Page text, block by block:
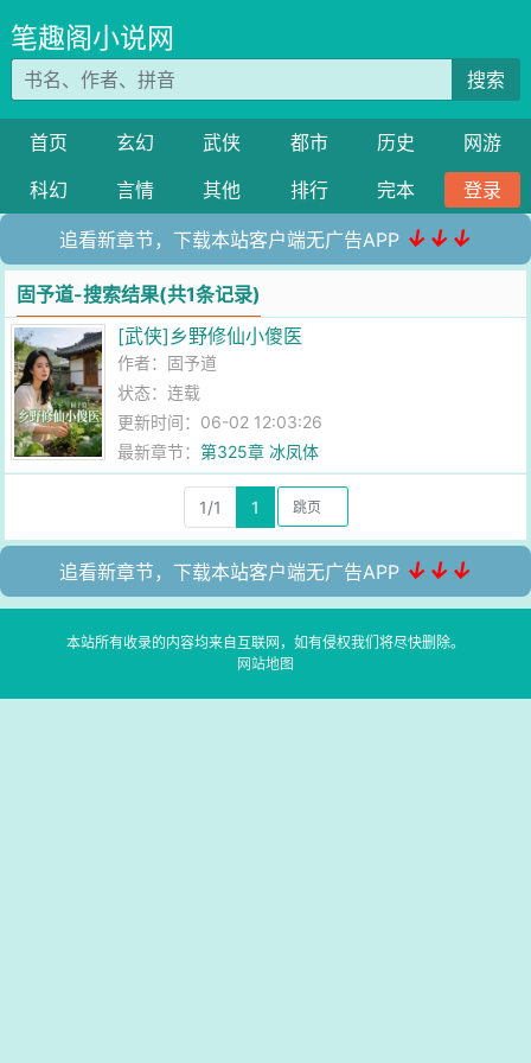
笔趣阁小说网
搜索
首页 玄幻 武侠 都市 历史
网游
科幻
言情 其他 排行 完本 登录
追看新章节，下载本站客户端无广告APP ↓↓↓
固予道-搜索结果(共1条记录)
[武侠]乡野修仙小傻医
作者： 固予道
状态：连载
更新时间：06-02 12:03:26
最新章节：第325章 冰凤体
1/1 1
追看新章节，下载本站客户端无广告APP ↓↓↓
本站所有收录的内容均来自互联网，如有侵权我们将尽快删除。
网站地图